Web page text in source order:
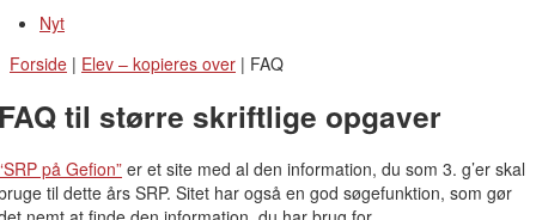
Nyt
Forside | Elev – kopieres over | FAQ
til større skriftlige opgaver
på Gefion” er et site med al den information, du som 3. g’er skal
til dette års SRP. Sitet har også en god søgefunktion, som gør